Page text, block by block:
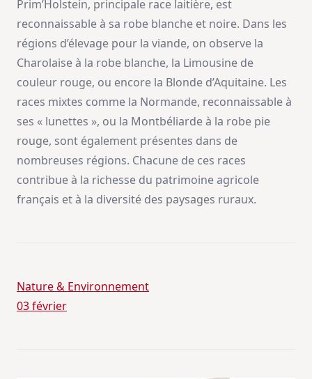
Prim’Holstein, principale race laitière, est
reconnaissable à sa robe blanche et noire. Dans les
régions d’élevage pour la viande, on observe la
Charolaise à la robe blanche, la Limousine de
couleur rouge, ou encore la Blonde d’Aquitaine. Les
races mixtes comme la Normande, reconnaissable à
ses « lunettes », ou la Montbéliarde à la robe pie
rouge, sont également présentes dans de
nombreuses régions. Chacune de ces races
contribue à la richesse du patrimoine agricole
français et à la diversité des paysages ruraux.
Nature & Environnement
03 février